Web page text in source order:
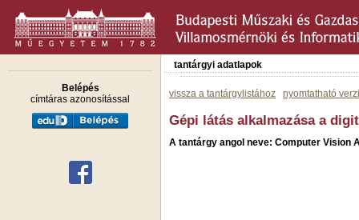
Belépés
címtáras azonosítással
tantárgyi adatlapok
vissza a tantárgylistához nyomtatható
Gépi látás alkalmazása a
A tantárgy angol neve: Computer Vision